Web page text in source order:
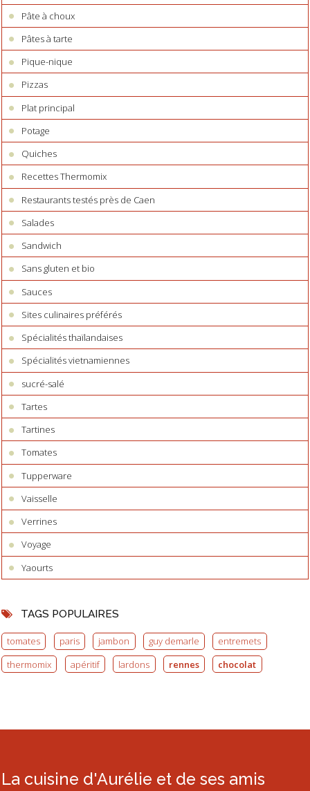
Pâte à choux
Pâtes à tarte
Pique-nique
Pizzas
Plat principal
Potage
Quiches
Recettes Thermomix
Restaurants testés près de Caen
Salades
Sandwich
Sans gluten et bio
Sauces
Sites culinaires préférés
Spécialités thaïlandaises
Spécialités vietnamiennes
sucré-salé
Tartes
Tartines
Tomates
Tupperware
Vaisselle
Verrines
Voyage
Yaourts
TAGS POPULAIRES
tomates paris jambon guy demarle
entremets
thermomix
apéritif lardons rennes chocolat
La cuisine d'Aurélie et de ses amis